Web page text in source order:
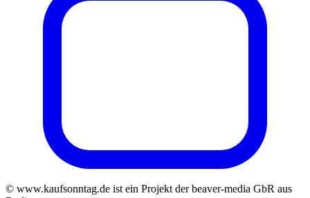
© www.kaufsonntag.de ist ein Projekt der beaver-media GbR aus